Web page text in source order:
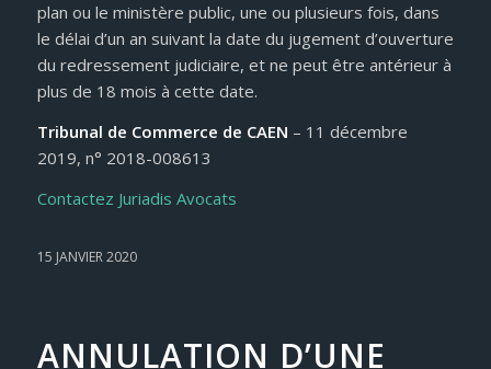
plan ou le ministère public, une ou plusieurs fois, dans
le délai d’un an suivant la date du jugement d’ouverture
du redressement judiciaire, et ne peut être antérieur à
plus de 18 mois à cette date.
Tribunal de Commerce de CAEN – 11 décembre
2019, n° 2018-008613
Contactez Juriadis Avocats
15 JANVIER 2020
ANNULATION D’UNE